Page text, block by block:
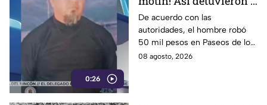
0:26
un presunto
responsable de asaltar
a su víctima en León
De acuerdo con las
autoridades, el hombre robó
50 mil pesos en Paseos de los
Insurgentes
08 agosto, 2026